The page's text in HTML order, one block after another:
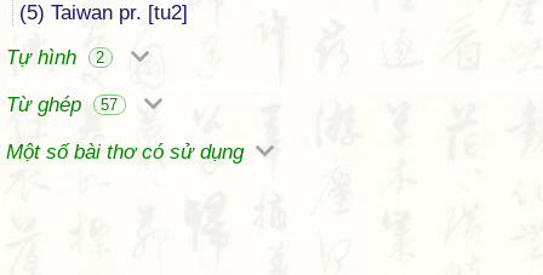
(5) Taiwan pr. [tu2]
Tự hình
2
Từ ghép 57
Một số bài thơ có sử dụng